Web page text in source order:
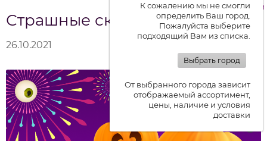
К сожалению мы не смогли
определить Ваш город.
Пожалуйста выберите
подходящий Вам из списка.
Выбрать город
От выбранного города зависит
отображаемый ассортимент,
цены, наличие и условия
доставки
Страшные скидки в Хэллоуин
к списку новостей
26.10.2021